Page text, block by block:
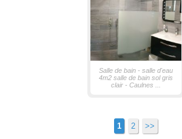
Salle de bain - salle d'eau
4m2 salle de bain sol gris
clair - Caulnes ...
1 2 >>